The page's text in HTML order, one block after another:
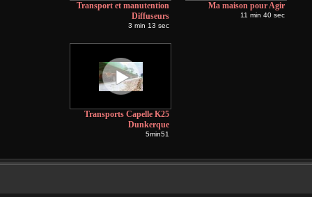
Transport et manutention
Diffuseurs
3 min 13 sec
Ma maison pour Agir
11 min 40 sec
Transports Capelle K25
Dunkerque
5min51